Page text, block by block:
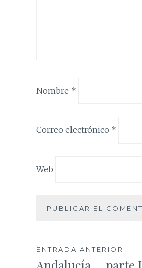
Nombre *
Correo electrónico *
Web
Navegación
ENTRADA ANTERIOR